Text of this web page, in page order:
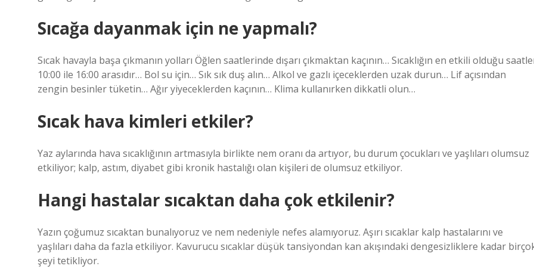
Sıcağa dayanmak için ne yapmalı?
Sıcak havayla başa çıkmanın yolları Öğlen saatlerinde dışarı çıkmaktan kaçının… Sıcaklığın en etkili olduğu
10:00 ile 16:00 arasıdır… Bol su için… Sık sık duş alın… Alkol ve gazlı içeceklerden uzak durun… Lif açısından
zengin besinler tüketin… Ağır yiyeceklerden kaçının… Klima kullanırken dikkatli olun…
Sıcak hava kimleri etkiler?
Yaz aylarında hava sıcaklığının artmasıyla birlikte nem oranı da artıyor, bu durum çocukları ve yaşlıları olumsuz
etkiliyor; kalp, astım, diyabet gibi kronik hastalığı olan kişileri de olumsuz etkiliyor.
Hangi hastalar sıcaktan daha çok etkilenir?
Yazın çoğumuz sıcaktan bunalıyoruz ve nem nedeniyle nefes alamıyoruz. Aşırı sıcaklar kalp hastalarını ve
yaşlıları daha da fazla etkiliyor. Kavurucu sıcaklar düşük tansiyondan kan akışındaki dengesizliklere kadar
şeyi tetikliyor.